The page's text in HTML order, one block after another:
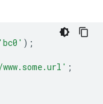
'bc0' );
;